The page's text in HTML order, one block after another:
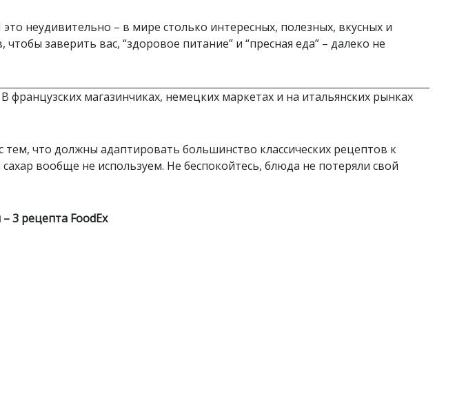
неудивительно – в мире столько интересных, полезных, вкусных и
заверить вас, “здоровое питание” и “пресная еда” – далеко не
магазинчиках, немецких маркетах и на итальянских рынках
тем, что должны адаптировать большинство классических рецептов к
вообще не используем. Не беспокойтесь, блюда не потеряли свой
3 рецепта FoodEx